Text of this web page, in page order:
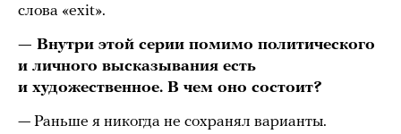
слова «exit».
— Внутри этой серии помимо политического
и личного высказывания есть
и художественное. В чем оно состоит?
— Раньше я никогда не сохранял варианты.